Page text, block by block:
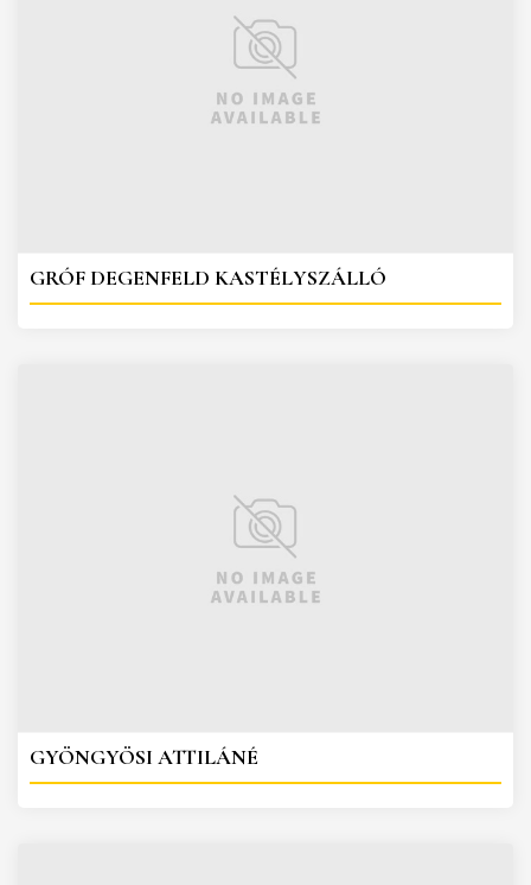
GRÓF DEGENFELD KASTÉLYSZÁLLÓ
GYÖNGYÖSI ATTILÁNÉ